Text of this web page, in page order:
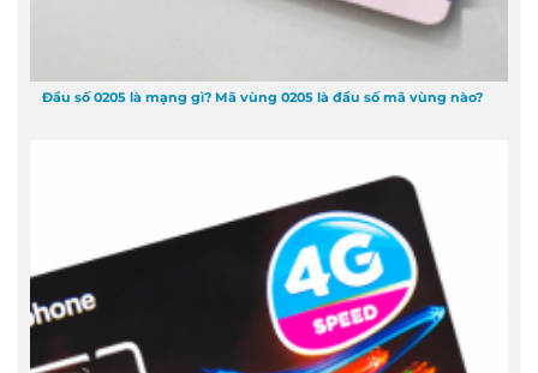
Đầu số 0205 là mạng gì? Mã vùng 0205 là đầu số mã vùng nào?